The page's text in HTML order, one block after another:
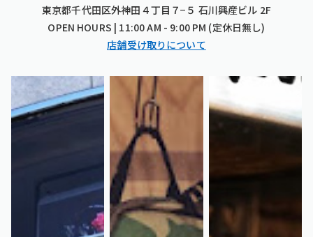
東京都千代田区外神田４丁目７−５ 石川興産ビル 2F
OPEN HOURS | 11:00 AM - 9:00 PM (定休日無し)
店舗受け取りについて